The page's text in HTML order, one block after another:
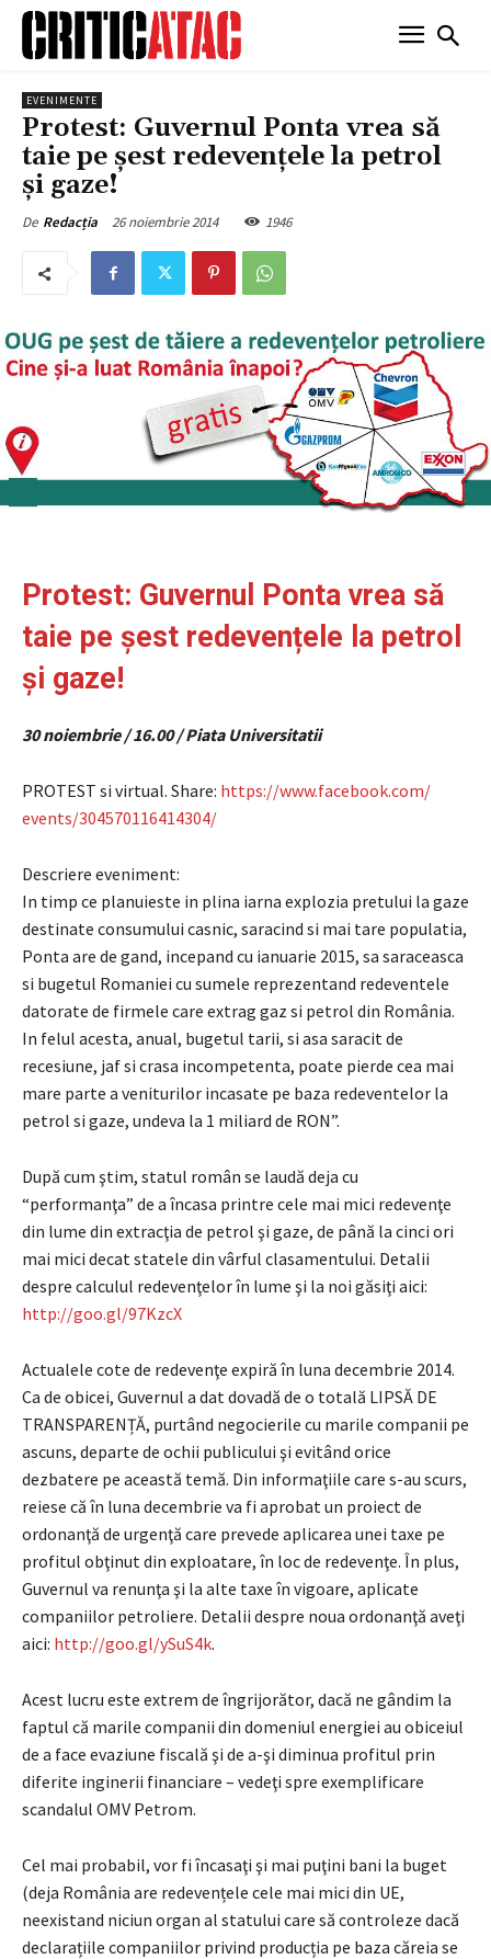
EVENIMENTE
Protest: Guvernul Ponta vrea să
taie pe șest redevențele la petrol
și gaze!
De Redacția 26 noiembrie 2014 1946
Protest: Guvernul Ponta vrea să
taie pe șest redevențele la petrol
și gaze!
30 noiembrie / 16.00 / Piata Universitatii
PROTEST si virtual. Share: https://www.facebook.com/
events/304570116414304/
Descriere eveniment:
In timp ce planuieste in plina iarna explozia pretului la gaze
destinate consumului casnic, saracind si mai tare populatia,
Ponta are de gand, incepand cu ianuarie 2015, sa saraceasca
si bugetul Romaniei cu sumele reprezentand redeventele
datorate de firmele care extrag gaz si petrol din România.
In felul acesta, anual, bugetul tarii, si asa saracit de
recesiune, jaf si crasa incompetenta, poate pierde cea mai
mare parte a veniturilor incasate pe baza redeventelor la
petrol si gaze, undeva la 1 miliard de RON”.
După cum ştim, statul român se laudă deja cu
“performanţa” de a încasa printre cele mai mici redevenţe
din lume din extracţia de petrol şi gaze, de până la cinci ori
mai mici decat statele din vârful clasamentului. Detalii
despre calculul redevenţelor în lume şi la noi găsiţi aici:
http://goo.gl/97KzcX
Actualele cote de redevenţe expiră în luna decembrie 2014.
Ca de obicei, Guvernul a dat dovadă de o totală LIPSĂ DE
TRANSPARENȚĂ, purtând negocierile cu marile companii pe
ascuns, departe de ochii publicului şi evitând orice
dezbatere pe această temă. Din informaţiile care s-au scurs,
reiese că în luna decembrie va fi aprobat un proiect de
ordonanţă de urgenţă care prevede aplicarea unei taxe pe
profitul obţinut din exploatare, în loc de redevenţe. În plus,
Guvernul va renunţa şi la alte taxe în vigoare, aplicate
companiilor petroliere. Detalii despre noua ordonanţă aveţi
aici: http://goo.gl/ySuS4k.
Acest lucru este extrem de îngrijorător, dacă ne gândim la
faptul că marile companii din domeniul energiei au obiceiul
de a face evaziune fiscală şi de a-şi diminua profitul prin
diferite inginerii financiare – vedeţi spre exemplificare
scandalul OMV Petrom.
Cel mai probabil, vor fi încasaţi şi mai puţini bani la buget
(deja România are redevențele cele mai mici din UE,
neexistand niciun organ al statului care să controleze dacă
declarațiile companiilor privind producția pe baza căreia se